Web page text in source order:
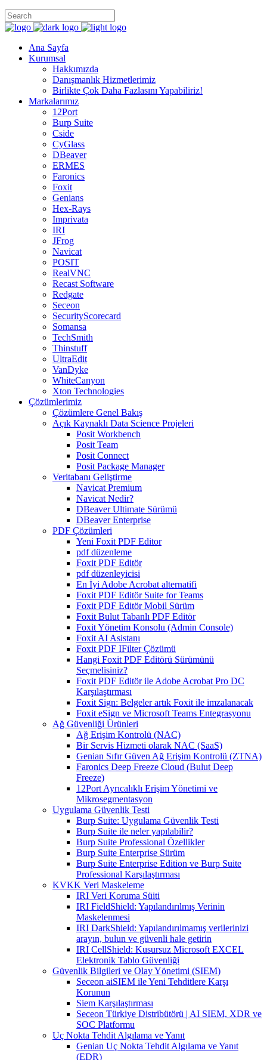
Ana Sayfa
Kurumsal
Hakkımızda
Danışmanlık Hizmetlerimiz
Birlikte Çok Daha Fazlasını Yapabiliriz!
Markalarımız
12Port
Burp Suite
Cside
CyGlass
DBeaver
ERMES
Faronics
Foxit
Genians
Hex-Rays
Imprivata
IRI
JFrog
Navicat
POSIT
RealVNC
Recast Software
Redgate
Seceon
SecurityScorecard
Somansa
TechSmith
Thinstuff
UltraEdit
VanDyke
WhiteCanyon
Xton Technologies
Çözümlerimiz
Çözümlere Genel Bakış
Açık Kaynaklı Data Science Projeleri
Posit Workbench
Posit Team
Posit Connect
Posit Package Manager
Veritabanı Geliştirme
Navicat Premium
Navicat Nedir?
DBeaver Ultimate Sürümü
DBeaver Enterprise
PDF Çözümleri
Yeni Foxit PDF Editor
pdf düzenleme
Foxit PDF Editör
pdf düzenleyicisi
En İyi Adobe Acrobat alternatifi
Foxit PDF Editör Suite for Teams
Foxit PDF Editör Mobil Sürüm
Foxit Bulut Tabanlı PDF Editör
Foxit Yönetim Konsolu (Admin Console)
Foxit AI Asistanı
Foxit PDF IFilter Çözümü
Hangi Foxit PDF Editörü Sürümünü
Seçmelisiniz?
Foxit PDF Editör ile Adobe Acrobat Pro DC
Karşılaştırması
Foxit Sign: Belgeler artık Foxit ile imzalanacak
Foxit eSign ve Microsoft Teams Entegrasyonu
Ağ Güvenliği Ürünleri
Ağ Erişim Kontrolü (NAC)
Bir Servis Hizmeti olarak NAC (SaaS)
Genian Sıfır Güven Ağ Erişim Kontrolü (ZTNA)
Faronics Deep Freeze Cloud (Bulut Deep
Freeze)
12Port Ayrıcalıklı Erişim Yönetimi ve
Mikrosegmentasyon
Uygulama Güvenlik Testi
Burp Suite: Uygulama Güvenlik Testi
Burp Suite ile neler yapılabilir?
Burp Suite Professional Özellikler
Burp Suite Enterprise Sürüm
Burp Suite Enterprise Edition ve Burp Suite
Professional Karşılaştırması
KVKK Veri Maskeleme
IRI Veri Koruma Süiti
IRI FieldShield: Yapılandırılmış Verinin
Maskelenmesi
IRI DarkShield: Yapılandırılmamış verilerinizi
arayın, bulun ve güvenli hale getirin
IRI CellShield: Kusursuz Microsoft EXCEL
Elektronik Tablo Güvenliği
Güvenlik Bilgileri ve Olay Yönetimi (SIEM)
Seceon aiSIEM ile Yeni Tehditlere Karşı
Korunun
Siem Karşılaştırması
Seceon Türkiye Distribütörü | AI SIEM, XDR ve
SOC Platformu
Uç Nokta Tehdit Algılama ve Yanıt
Genian Uç Nokta Tehdit Algılama ve Yanıt
(EDR)